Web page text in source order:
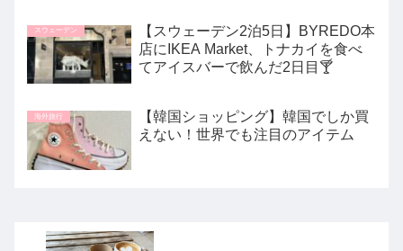
スウェーデン
【スウェーデン2泊5日】BYREDO本
店にIKEA Market、トナカイを食べ
てアイスバーで飲んだ2日目🍸
海外旅行
【韓国ショッピング】韓国でしか買
えない！世界でも注目のアイテム